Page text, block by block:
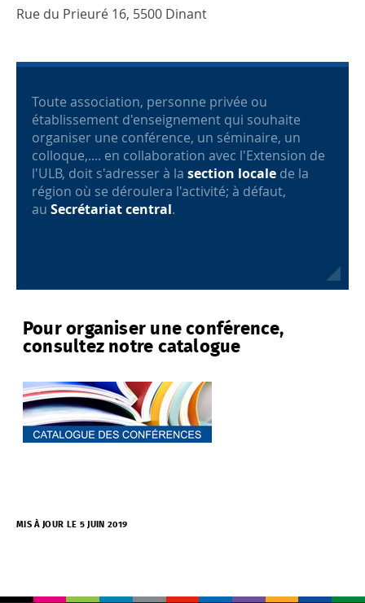
Rue du Prieuré 16, 5500 Dinant
Toute association, personne privée ou
établissement d'enseignement qui souhaite
organiser une conférence, un séminaire, un
colloque,.... en collaboration avec l'Extension de
l'ULB, doit s'adresser à lasection locale de la
région où se déroulera l'activité; à défaut,
auSecrétariat central.
Pour organiser une conférence,
consultez notre catalogue
MIS À JOUR LE 5 JUIN 2019